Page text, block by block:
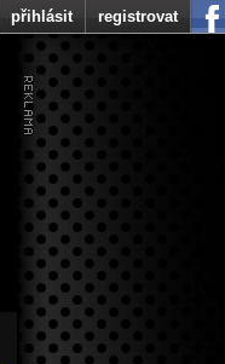
přihlásit registrovat